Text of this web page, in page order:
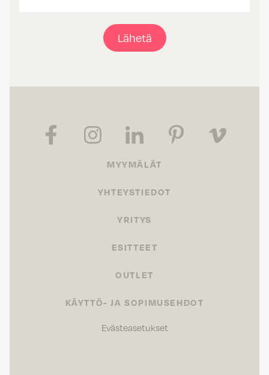
Lähetä
MYYMÄLÄT
YHTEYSTIEDOT
YRITYS
ESITTEET
OUTLET
KÄYTTÖ- JA SOPIMUSEHDOT
Evästeasetukset